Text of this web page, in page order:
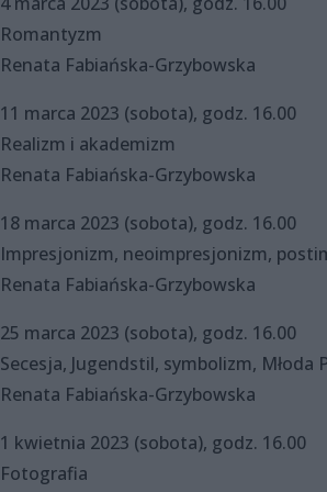
Romantyzm
Renata Fabiańska-Grzybowska
11 marca 2023 (sobota), godz. 16.00
Realizm i akademizm
Renata Fabiańska-Grzybowska
18 marca 2023 (sobota), godz. 16.00
Impresjonizm, neoimpresjonizm,
Renata Fabiańska-Grzybowska
25 marca 2023 (sobota), godz. 16.00
Secesja, Jugendstil, symbolizm, Młoda
Renata Fabiańska-Grzybowska
1 kwietnia 2023 (sobota), godz. 16.00
Fotografia